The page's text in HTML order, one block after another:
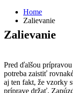
Home
Zalievanie
Zalievanie
Pred ďalšou
potreba zaistiť
aj ten fakt, že vzorky
príprave držať.